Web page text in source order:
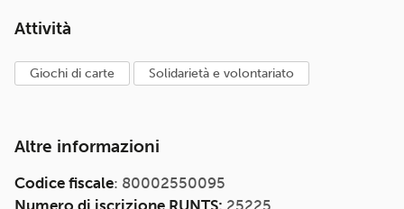
Attività
giochi di carte solidarietà e volontariato
Altre informazioni
Codice fiscale: 80002550095
Numero di iscrizione RUNTS: 25225